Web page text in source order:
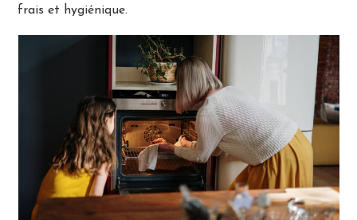
frais et hygiénique.